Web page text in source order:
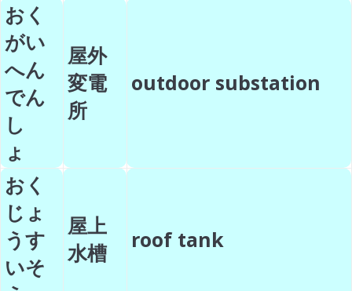
おく
がい
へん
でん
し
ょ
屋外
変電
所
outdoor substation
おく
じょ
うす
いそ
屋上
水槽
roof tank